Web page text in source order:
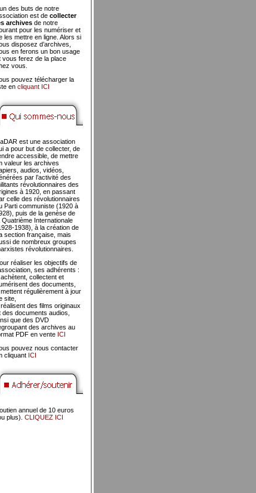
des buts de notre
est de collecter
archives de notre
pour les numériser et
les mettre en ligne. Alors si
disposez d’archives,
en ferons un bon usage
vous ferez de la place
vous.
pouvez télécharger la
en cliquant ICI
est une association
a pour but de collecter, de
accessible, de mettre
valeur les archives
audios, vidéos,
par l’activité des
révolutionnaires des
à 1920, en passant
celle des révolutionnaires
Parti communiste (1920 à
puis de la genèse de
Quatrième Internationale
1938), à la création de
section française, mais
de nombreux groupes
révolutionnaires.
réaliser les objectifs de
ses adhérents :
achètent, collectent et
des documents,
mettent régulièrement à jour
site,
réalisent des films originaux
des documents audios,
que des DVD
des archives au
PDF en vente ICI
pouvez nous contacter
cliquant ICI
annuel de 10 euros
plus). CLIQUEZ ICI